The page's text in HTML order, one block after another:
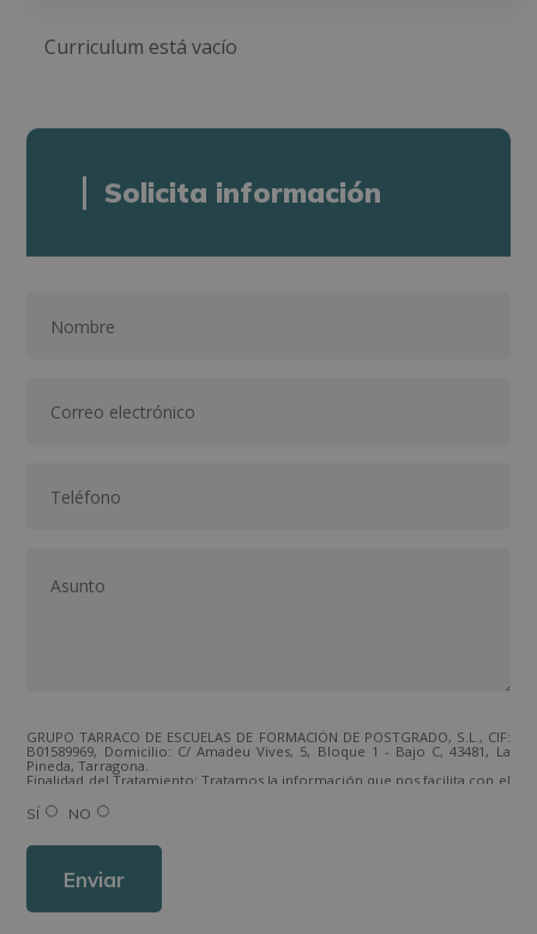
Curriculum está vacío
Solicita información
GRUPO TARRACO DE ESCUELAS DE FORMACIÓN DE POSTGRADO, S.L., CIF:
B01589969, Domicilio: C/ Amadeu Vives, 5, Bloque 1 - Bajo C, 43481, La
Pineda, Tarragona.
Finalidad del Tratamiento: Tratamos la información que nos facilita con el
los productos ofrecidos y otros tipo de productos que fueran de su
interés.
Derechos: Puede ejercitar sus derechos identificándose suficientemente,
Para más información consulte nuestra Política de Privacidad.
SÍ NO